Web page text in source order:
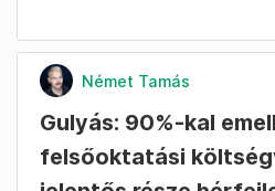
Német Tamás
Gulyás: 90%-kal
felsőoktatási